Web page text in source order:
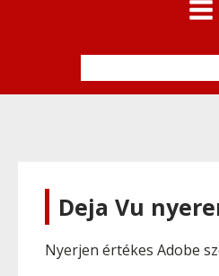
Deja Vu
Nyerjen értékes Adobe